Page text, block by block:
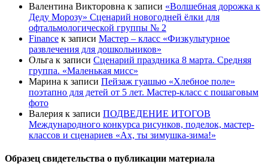
Валентина Викторовна к записи «Волшебная дорожка к
Деду Морозу» Сценарий новогодней ёлки для
офтальмологической группы № 2
Finance к записи Мастер – класс «Физкультурное
развлечения для дошкольников»
Ольга к записи Сценарий праздника 8 марта. Средняя
группа. «Маленькая мисс»
Марина к записи Пейзаж гуашью «Хлебное поле»
поэтапно для детей от 5 лет. Мастер-класс с пошаговым
фото
Валерия к записи ПОДВЕДЕНИЕ ИТОГОВ
Международного конкурса рисунков, поделок, мастер-
классов и сценариев «Ах, ты зимушка-зима!»
Образец свидетельства о публикации материала